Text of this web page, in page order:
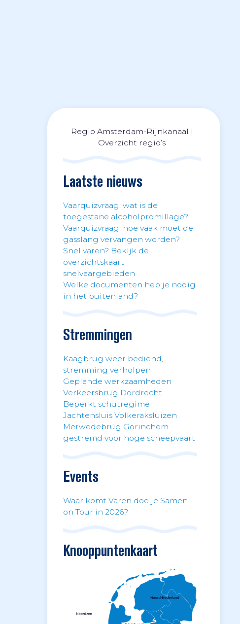
Regio Amsterdam-Rijnkanaal |
Overzicht regio’s
Laatste nieuws
Vaarquizvraag: wat is de
toegestane alcoholpromillage?
Vaarquizvraag: hoe vaak moet de
gasslang vervangen worden?
Snel varen? Bekijk de
overzichtskaart
snelvaargebieden
Welke documenten heb je nodig
in het buitenland?
Stremmingen
Kaagbrug weer bediend,
stremming verholpen
Geplande werkzaamheden
Verkeersbrug Dordrecht
Beperkt schutregime
Jachtensluis Volkeraksluizen
Merwedebrug Gorinchem
gestremd voor hoge scheepvaart
Events
Waar komt Varen doe je Samen!
on Tour in 2026?
Knooppuntenkaart